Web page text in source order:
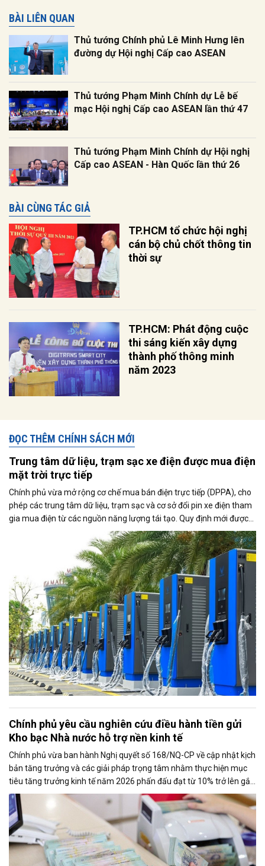
BÀI LIÊN QUAN
Thủ tướng Chính phủ Lê Minh Hưng lên
đường dự Hội nghị Cấp cao ASEAN
Thủ tướng Phạm Minh Chính dự Lễ bế
mạc Hội nghị Cấp cao ASEAN lần thứ 47
Thủ tướng Phạm Minh Chính dự Hội nghị
Cấp cao ASEAN - Hàn Quốc lần thứ 26
BÀI CÙNG TÁC GIẢ
TP.HCM tổ chức hội nghị
cán bộ chủ chốt thông tin
thời sự
TP.HCM: Phát động cuộc
thi sáng kiến xây dựng
thành phố thông minh
năm 2023
ĐỌC THÊM CHÍNH SÁCH MỚI
Trung tâm dữ liệu, trạm sạc xe điện được mua điện
mặt trời trực tiếp
Chính phủ vừa mở rộng cơ chế mua bán điện trực tiếp (DPPA), cho
phép các trung tâm dữ liệu, trạm sạc và cơ sở đổi pin xe điện tham
gia mua điện từ các nguồn năng lượng tái tạo. Quy định mới được
kỳ vọng thúc đẩy sử dụng điện xanh, đáp ứng nhu cầu ngày càng
tăng của nền kinh tế số và quá trình điện hóa giao thông.
Chính phủ yêu cầu nghiên cứu điều hành tiền gửi
Kho bạc Nhà nước hỗ trợ nền kinh tế
Chính phủ vừa ban hành Nghị quyết số 168/NQ-CP về cập nhật kịch
bản tăng trưởng và các giải pháp trọng tâm nhằm thực hiện mục
tiêu tăng trưởng kinh tế năm 2026 phấn đấu đạt từ 10% trở lên gắn
với giữ vững ổn định kinh tế vĩ mô. Một trong những nhiệm vụ đáng
chú ý là nghiên cứu điều hành tiền gửi của Kho bạc Nhà nước tại
các ngân hàng thương mại để tăng nguồn vốn ngắn hạn cho nền
kinh tế.